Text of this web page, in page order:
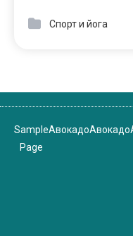
Спорт и йога
Sample
Page
АвокадоАвокадо